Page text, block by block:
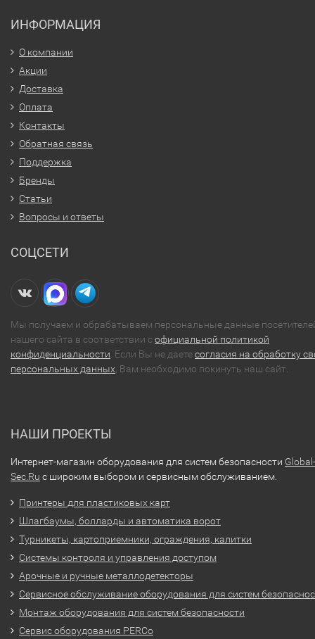
ИНФОРМАЦИЯ
О компании
Акции
Доставка
Оплата
Контакты
Обратная связь
Поддержка
Бренды
Статьи
Вопросы и ответы
СОЦСЕТИ
Мы получаем и обрабатываем персональные данные
нашего сайта в соответствии софициальной политикой
конфиденциальности . Если Вы не даетесогласия на обработку
персональных данных , Вам необходимо покинуть наш сайт.
НАШИ ПРОЕКТЫ
Интернет-магазин оборудования для систем безопасности Global-
Sec.Ru с широким выбором и сервисным обслуживанием.
Принтеры для пластиковых карт
Шлагбаумы, болларды и автоматика ворот
Турникеты, картоприемники, ограждения, калитки
Системы контроля и управления доступом
Арочные и ручные металлодетекторы
Сервисное обслуживание оборудования для систем
Монтаж оборудования для систем безопасности
Сервис оборудования PERCo